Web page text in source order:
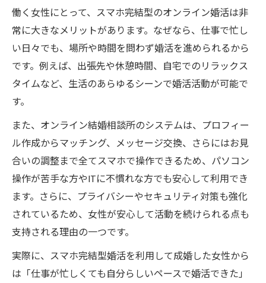
働く女性にとって、スマホ完結型のオンライン婚活は非
常に大きなメリットがあります。なぜなら、仕事で忙し
い日々でも、場所や時間を問わず婚活を進められるから
です。例えば、出張先や休憩時間、自宅でのリラックス
タイムなど、生活のあらゆるシーンで婚活活動が可能で
す。
また、オンライン結婚相談所のシステムは、プロフィー
ル作成からマッチング、メッセージ交換、さらにはお見
合いの調整まで全てスマホで操作できるため、パソコン
操作が苦手な方やITに不慣れな方でも安心して利用でき
ます。さらに、プライバシーやセキュリティ対策も強化
されているため、女性が安心して活動を続けられる点も
支持される理由の一つです。
実際に、スマホ完結型婚活を利用して成婚した女性から
は「仕事が忙しくても自分らしいペースで婚活できた」